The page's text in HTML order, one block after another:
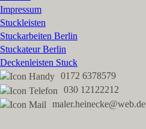
Impressum
Stuckleisten
Stuckarbeiten Berlin
Stuckateur Berlin
Deckenleisten Stuck
0172 6378579
030 12122212
maler.heinecke@web.de